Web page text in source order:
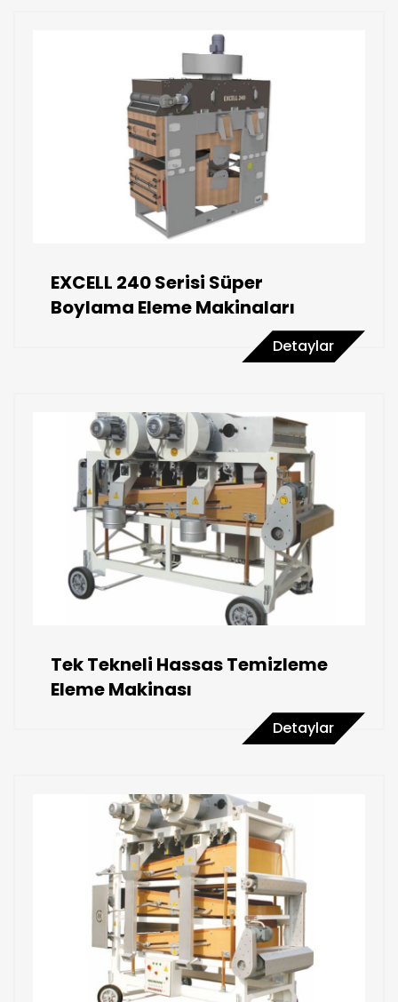
EXCELL 240 Serisi Süper
Boylama Eleme Makinaları
Detaylar
Tek Tekneli Hassas Temizleme
Eleme Makinası
Detaylar